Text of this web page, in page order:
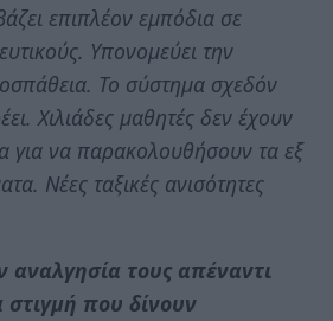
επιπλέον εμπόδια σε
Υπονομεύει την
Το σύστημα σχεδόν
Χιλιάδες μαθητές δεν έχουν
για να παρακολουθήσουν τα εξ
Νέες ταξικές ανισότητες
αναλγησία τους απέναντι
στιγμή που δίνουν